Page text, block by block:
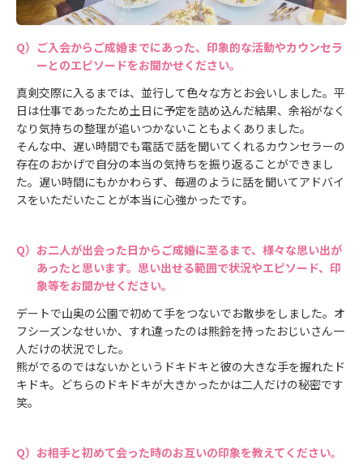
ご入会からご成婚までにあった、印象的な活動やカウンセラ
ーとのエピソードをお聞かせください。
真剣交際に入るまでは、並行して色々な方とお会いしました。平
日は仕事であったため土日に予定を詰め込んだ結果、余裕がなく
なり気持ちの整理が追いつかないこともよくありました。
そんな中、遅い時間でも電話で話を聞いてくれるカウンセラーの
存在のおかげで自分の本当の気持ちを振り返ることができまし
た。遅い時間にもかかわらず、毎週のように話を聞いてアドバイ
スをいただいたことが本当に心強かったです。
お二人が出会った日からご成婚に至るまで、様々な思い出が
あったと思います。思い出せる範囲で状況やエピソード、印
象等をお聞かせください。
デートで山奥の公園で初めて手をつないでお散歩をしました。オ
フシーズンなせいか、すれ違ったのは熊鈴を持ったおじいさん一
人だけの状況でした。
熊がでるのではないかというドキドキと彼の大きな手を握れたド
キドキ。どちらのドキドキが大きかったかは二人だけの秘密です
笑。
お相手と初めて会った時のお互いの印象を教えてください。